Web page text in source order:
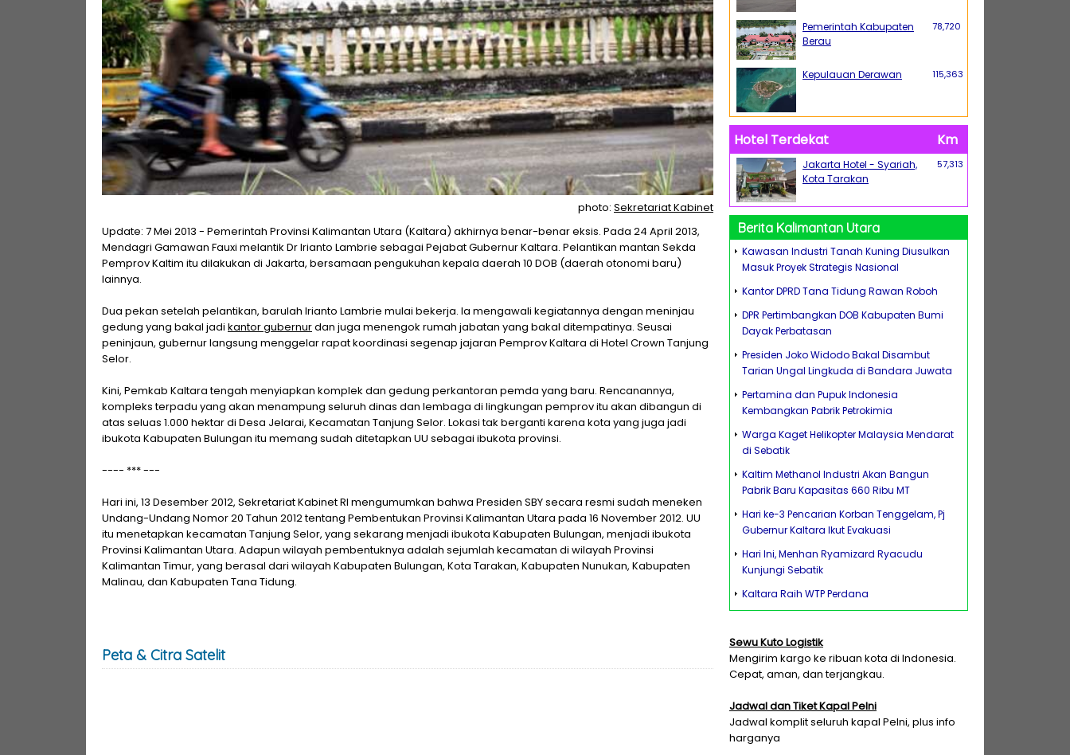
photo: Sekretariat Kabinet
Update: 7 Mei 2013 - Pemerintah Provinsi Kalimantan Utara (Kaltara) akhirnya benar-benar eksis. Pada 24 April 2013,
Mendagri Gamawan Fauxi melantik Dr Irianto Lambrie sebagai Pejabat Gubernur Kaltara. Pelantikan mantan Sekda
Pemprov Kaltim itu dilakukan di Jakarta, bersamaan pengukuhan kepala daerah 10 DOB (daerah otonomi baru)
lainnya.
Dua pekan setelah pelantikan, barulah Irianto Lambrie mulai bekerja. Ia mengawali kegiatannya dengan meninjau
gedung yang bakal jadi kantor gubernurdan juga menengok rumah jabatan yang bakal ditempatinya. Seusai
peninjaun, gubernur langsung menggelar rapat koordinasi segenap jajaran Pemprov Kaltara di Hotel Crown Tanjung
Selor.
Kini, Pemkab Kaltara tengah menyiapkan komplek dan gedung perkantoran pemda yang baru. Rencanannya,
kompleks terpadu yang akan menampung seluruh dinas dan lembaga di lingkungan pemprov itu akan dibangun di
atas seluas 1.000 hektar di Desa Jelarai, Kecamatan Tanjung Selor. Lokasi tak berganti karena kota yang juga jadi
ibukota Kabupaten Bulungan itu memang sudah ditetapkan UU sebagai ibukota provinsi.
---- *** ---
Hari ini, 13 Desember 2012, Sekretariat Kabinet RI mengumumkan bahwa Presiden SBY secara resmi sudah meneken
Undang-Undang Nomor 20 Tahun 2012 tentang Pembentukan Provinsi Kalimantan Utara pada 16 November 2012. UU
itu menetapkan kecamatan Tanjung Selor, yang sekarang menjadi ibukota Kabupaten Bulungan, menjadi ibukota
Provinsi Kalimantan Utara. Adapun wilayah pembentuknya adalah sejumlah kecamatan di wilayah Provinsi
Kalimantan Timur, yang berasal dari wilayah Kabupaten Bulungan, Kota Tarakan, Kabupaten Nunukan, Kabupaten
Malinau, dan Kabupaten Tana Tidung.
Peta & Citra Satelit
Pemerintah Kabupaten
Berau
78,720
Kepulauan Derawan 115,363
Hotel Terdekat Km
Jakarta Hotel - Syariah,
Kota Tarakan
57,313
Berita Kalimantan Utara
Kawasan Industri Tanah Kuning Diusulkan
Masuk Proyek Strategis Nasional
Kantor DPRD Tana Tidung Rawan Roboh
DPR Pertimbangkan DOB Kabupaten Bumi
Dayak Perbatasan
Presiden Joko Widodo Bakal Disambut
Tarian Ungal Lingkuda di Bandara Juwata
Pertamina dan Pupuk Indonesia
Kembangkan Pabrik Petrokimia
Warga Kaget Helikopter Malaysia Mendarat
di Sebatik
Kaltim Methanol Industri Akan Bangun
Pabrik Baru Kapasitas 660 Ribu MT
Hari ke-3 Pencarian Korban Tenggelam, Pj
Gubernur Kaltara Ikut Evakuasi
Hari Ini, Menhan Ryamizard Ryacudu
Kunjungi Sebatik
Kaltara Raih WTP Perdana
Sewu Kuto Logistik
Mengirim kargo ke ribuan kota di Indonesia.
Cepat, aman, dan terjangkau.
Jadwal dan Tiket Kapal Pelni
Jadwal komplit seluruh kapal Pelni, plus info
harganya